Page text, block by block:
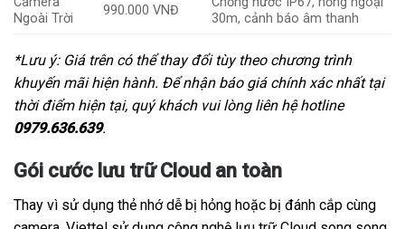
Ngoài Trời
990.000 VNĐ
30m, cảnh báo âm thanh
*Lưu ý: Giá trên có thể thay đổi tùy theo chương trình
khuyến mãi hiện hành. Để nhận báo giá chính xác nhất tại
thời điểm hiện tại, quý khách vui lòng liên hệ hotline
0979.636.639.
Gói cước lưu trữ Cloud an toàn
Thay vì sử dụng thẻ nhớ dễ bị hỏng hoặc bị đánh cắp cùng